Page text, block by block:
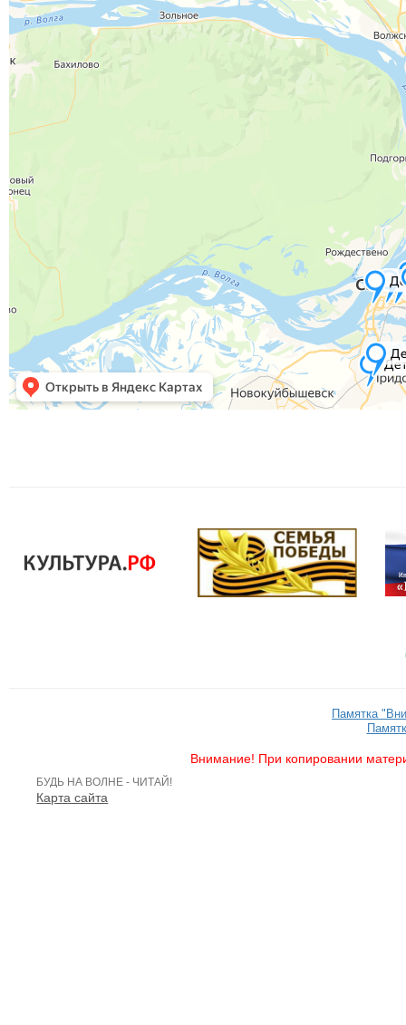
Памятка
Внимание! При копировании
БУДЬ НА ВОЛНЕ - ЧИТАЙ!
Карта сайта